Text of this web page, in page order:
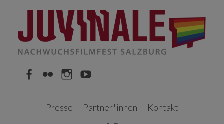
Inhalt
Presse
Partner*innen
Kontakt